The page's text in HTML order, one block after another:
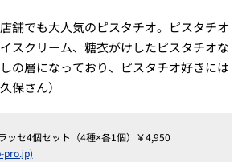
舗でも大人気のピスタチオ。ピスタチオ
スクリーム、糖衣がけしたピスタチオな
の層になっており、ピスタチオ好きには
保さん）
セ4個セット（4種×各1個）￥4,950
pro.jp)